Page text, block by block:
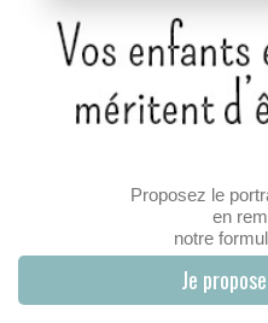
Proposez le
en
notre
Je